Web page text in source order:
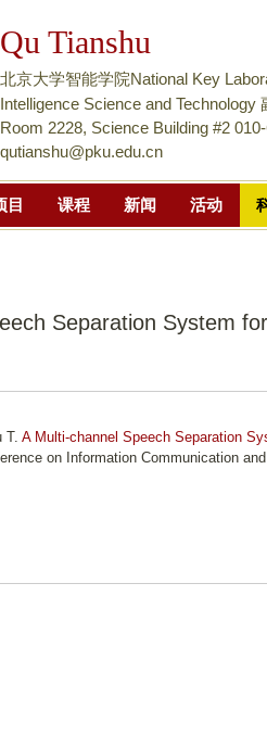
到
页
面
主
分
Qu Tianshu
北京大学智能学院National Key
Intelligence Science and Technology
Room 2228, Science Building #2
qutianshu@pku.edu.cn
目 课程 新闻 活动
Separation System
T. A Multi-channel Speech Separation
on Information Communication